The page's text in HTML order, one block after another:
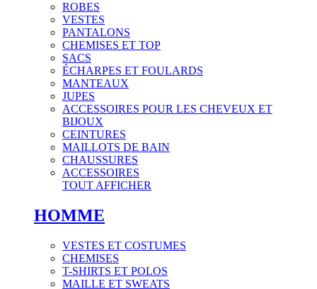
ROBES
VESTES
PANTALONS
CHEMISES ET TOP
SACS
ÉCHARPES ET FOULARDS
MANTEAUX
JUPES
ACCESSOIRES POUR LES CHEVEUX ET
BIJOUX
CEINTURES
MAILLOTS DE BAIN
CHAUSSURES
ACCESSOIRES
TOUT AFFICHER
HOMME
VESTES ET COSTUMES
CHEMISES
T-SHIRTS ET POLOS
MAILLE ET SWEATS